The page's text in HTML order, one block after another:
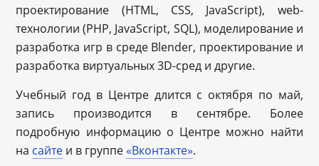
проектирование (HTML, CSS, JavaScript), web-
технологии (PHP, JavaScript, SQL), моделирование и
разработка игр в среде Blender, проектирование и
разработка виртуальных 3D-сред и другие.
Учебный год в Центре длится с октября по май,
запись производится в сентябре. Более
подробную информацию о Центре можно найти
на сайте и в группе «Вконтакте».